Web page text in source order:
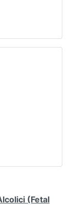
(Fetal